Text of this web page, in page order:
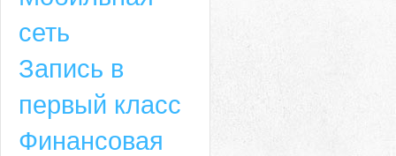
сеть
Запись в
первый класс
Финансовая